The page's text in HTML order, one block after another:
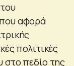
που αφορά
πολιτικές
στο πεδίο της